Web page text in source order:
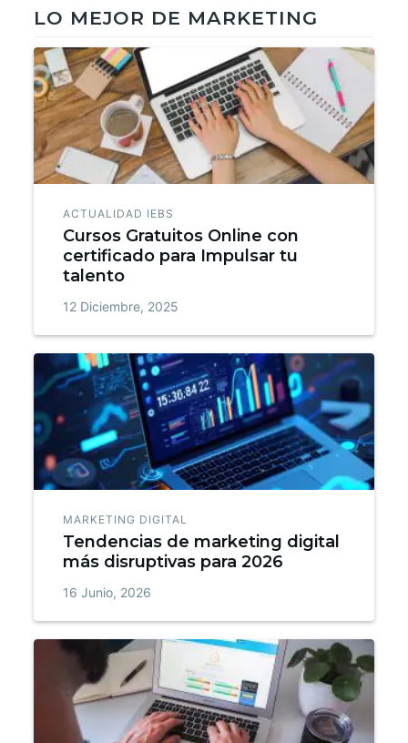
LO MEJOR DE MARKETING
ACTUALIDAD IEBS
Cursos Gratuitos Online con
certificado para Impulsar tu
talento
12 Diciembre, 2025
MARKETING DIGITAL
Tendencias de marketing digital
más disruptivas para 2026
16 Junio, 2026